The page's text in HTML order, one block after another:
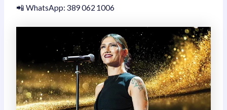
📲 WhatsApp: 389 062 1006